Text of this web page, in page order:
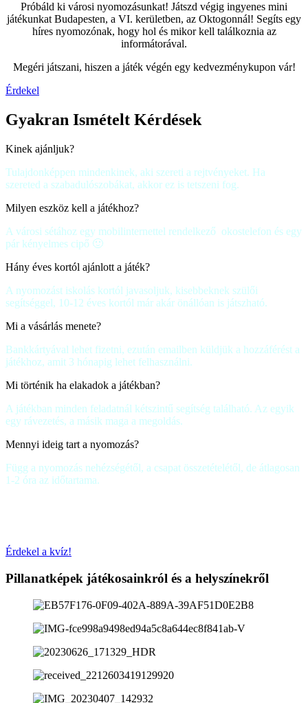
Próbáld ki városi nyomozásunkat! Játszd végig ingyenes mini
játékunkat Budapesten, a VI. kerületben, az Oktogonnál! Segíts egy
híres nyomozónak, hogy hol és mikor kell találkoznia az
informátorával.
Megéri játszani, hiszen a játék végén egy kedvezménykupon vár!
Érdekel
Gyakran Ismételt Kérdések
Kinek ajánljuk?
Tulajdonképpen mindenkinek, aki szereti a rejtvényeket. Ha
szereted a szabadulószobákat, akkor ez is tetszeni fog.
Milyen eszköz kell a játékhoz?
A városi sétához egy mobilinternettel rendelkező okostelefon és egy
pár kényelmes cipő 🙂
Hány éves kortól ajánlott a játék?
A nyomozást iskolás kortól javasoljuk, kisebbeknek szülői
segítséggel, 10-12 éves kortól már akár önállóan is játszható.
Mi a vásárlás menete?
Bankkártyával lehet fizetni, ezután emailben küldjük a hozzáférést a
játékhoz, amit 3 hónapig lehet felhasználni.
Mi történik ha elakadok a játékban?
A játékban minden feladatnál kétszintű segítség található. Az egyik
egy rávezetés, a másik maga a megoldás.
Mennyi ideig tart a nyomozás?
Függ a nyomozás nehézségétől, a csapat összetételétől, de átlagosan
1-2 óra az időtartama.
Érdekel a kvíz!
Pillanatképek játékosainkról és a helyszínekről